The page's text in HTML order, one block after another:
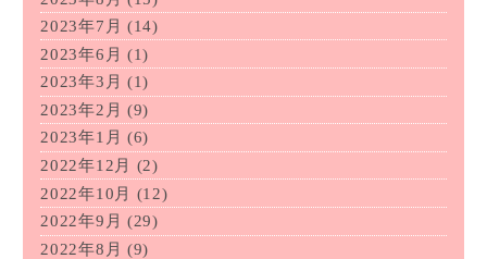
2023年7月 (14)
2023年6月 (1)
2023年3月 (1)
2023年2月 (9)
2023年1月 (6)
2022年12月
(2)
2022年10月
(12)
2022年9月 (29)
2022年8月 (9)